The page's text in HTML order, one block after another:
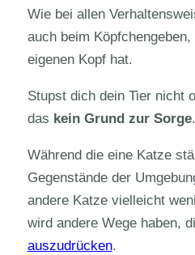
Wie bei allen
auch beim
eigenen Kopf hat.
Stupst dich dein Tier nicht
das kein Grund zur Sorge.
Während die eine Katze
Gegenstände der
andere Katze vielleicht
wird andere Wege haben,
auszudrücken.